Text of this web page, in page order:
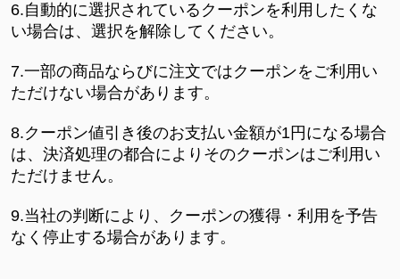
6.自動的に選択されているクーポンを利用したくな
い場合は、選択を解除してください。
7.一部の商品ならびに注文ではクーポンをご利用い
ただけない場合があります。
8.クーポン値引き後のお支払い金額が1円になる場合
は、決済処理の都合によりそのクーポンはご利用い
ただけません。
9.当社の判断により、クーポンの獲得・利用を予告
なく停止する場合があります。